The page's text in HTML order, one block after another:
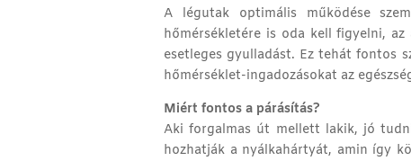
A légutak optimális működése
hőmérsékletére is oda kell figyelni,
esetleges gyulladást. Ez tehát fontos
hőmérséklet-ingadozásokat az
Miért fontos a párásítás?
Aki forgalmas út mellett lakik, jó
hozhatják a nyálkahártyát, amin így